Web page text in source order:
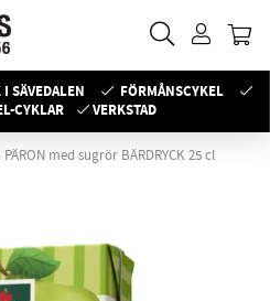
SÄVEDALEN
FÖRMÅNSCYKEL
CYKLAR
VERKSTAD
PÄRON med sugrör BÄRDRYCK 25 cl